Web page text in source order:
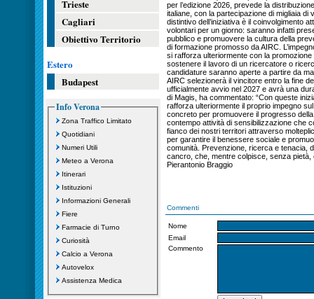
Trieste
Cagliari
Obiettivo Territorio
Estero
Budapest
Info Verona
Zona Traffico Limitato
Quotidiani
Numeri Utili
Meteo a Verona
Itinerari
Istituzioni
Informazioni Generali
Fiere
Farmacie di Turno
Curiosità
Calcio a Verona
Autovelox
Assistenza Medica
per l’edizione 2026, prevede la
italiane, con la partecipazione di migliaia di
distintivo dell’iniziativa è il coinvolgimento
volontari per un giorno: saranno infatti
pubblico e promuovere la cultura della
di formazione promosso da AIRC.
si rafforza ulteriormente con la
sostenere il lavoro di un ricercatore o
candidature saranno aperte a partire da
AIRC selezionerà il vincitore entro la fine
ufficialmente avvio nel 2027 e avrà una
di Magis, ha commentato: “Con queste
rafforza ulteriormente il proprio impegno
concreto per promuovere il progresso
contempo attività di sensibilizzazione che
fianco dei nostri territori attraverso
per garantire il benessere sociale e
comunità. Prevenzione, ricerca e tenacia,
cancro, che, mentre colpisce, senza
Pierantonio Braggio
Commenti
Nome
Email
Commento